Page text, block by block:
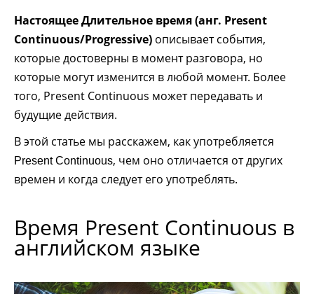
Настоящее Длительное время (анг. Present
Continuous/Progressive) описывает события,
которые достоверны в момент разговора, но
которые могут изменится в любой момент. Более
того, Present Continuous может передавать и
будущие действия.
В этой статье мы расскажем, как употребляется
Present Continuous, чем оно отличается от других
времен и когда следует его употреблять.
Время Present Continuous в
английском языке